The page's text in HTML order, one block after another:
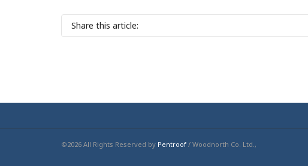
Share this article:
©2026 All Rights Reserved by Pentroof / Woodnorth Co. Ltd.,